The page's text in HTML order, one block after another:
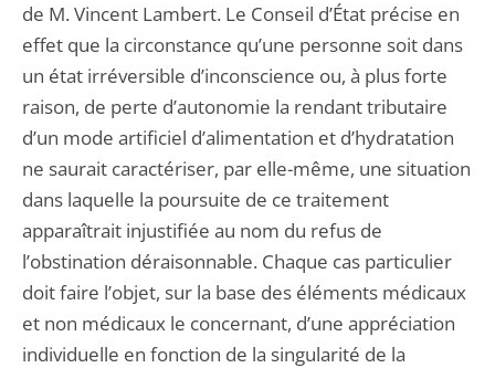
de M. Vincent Lambert. Le Conseil d’État précise en
effet que la circonstance qu’une personne soit dans
un état irréversible d’inconscience ou, à plus forte
raison, de perte d’autonomie la rendant tributaire
d’un mode artificiel d’alimentation et d’hydratation
ne saurait caractériser, par elle-même, une situation
dans laquelle la poursuite de ce traitement
apparaîtrait injustifiée au nom du refus de
l’obstination déraisonnable. Chaque cas particulier
doit faire l’objet, sur la base des éléments médicaux
et non médicaux le concernant, d’une appréciation
individuelle en fonction de la singularité de la